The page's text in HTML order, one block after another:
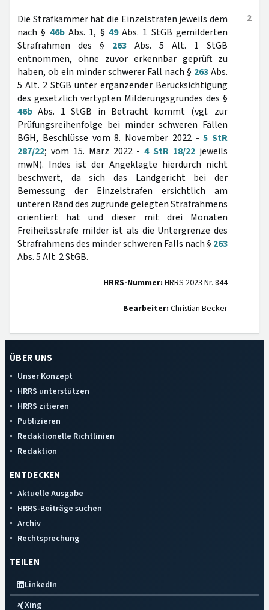
2
Die Strafkammer hat die Einzelstrafen jeweils dem
nach § 46bAbs. 1, § 49Abs. 1 StGB gemilderten
Strafrahmen des § 263 Abs. 5 Alt. 1 StGB
entnommen, ohne zuvor erkennbar geprüft zu
haben, ob ein minder schwerer Fall nach § 263Abs.
5 Alt. 2 StGB unter ergänzender Berücksichtigung
des gesetzlich vertypten Milderungsgrundes des §
46b Abs. 1 StGB in Betracht kommt (vgl. zur
Prüfungsreihenfolge bei minder schweren Fällen
BGH, Beschlüsse vom 8. November 2022 -5 StR
287/22; vom 15. März 2022 -4 StR 18/22 jeweils
mwN). Indes ist der Angeklagte hierdurch nicht
beschwert, da sich das Landgericht bei der
Bemessung der Einzelstrafen ersichtlich am
unteren Rand des zugrunde gelegten Strafrahmens
orientiert hat und dieser mit drei Monaten
Freiheitsstrafe milder ist als die Untergrenze des
Strafrahmens des minder schweren Falls nach § 263
Abs. 5 Alt. 2 StGB.
HRRS-Nummer: HRRS 2023 Nr. 844
Bearbeiter: Christian Becker
ÜBER UNS
Unser Konzept
HRRS unterstützen
HRRS zitieren
Publizieren
Redaktionelle Richtlinien
Redaktion
ENTDECKEN
Aktuelle Ausgabe
HRRS-Beiträge suchen
Archiv
Rechtsprechung
TEILEN
LinkedIn
Xing